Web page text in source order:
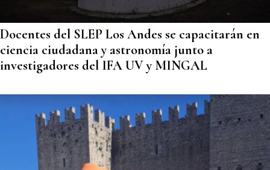
Docentes del SLEP Los Andes se capacitarán en
ciencia ciudadana y astronomía junto a
investigadores del IFA UV y MINGAL